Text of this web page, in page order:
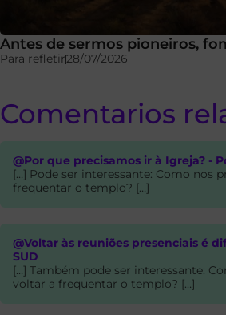
Antes de sermos pioneiros,
Para refletir28/07/2026
Comentarios
@Por que precisamos ir à Igreja? -
[…] Pode ser interessante: Como nos
frequentar o templo? […]
@Voltar às reuniões presenciais é
SUD
[…] Também pode ser interessante:
voltar a frequentar o templo? […]